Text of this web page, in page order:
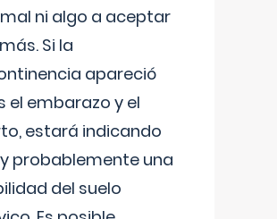
ni algo a aceptar
Si la
apareció
el embarazo y el
estará indicando
probablemente una
del suelo